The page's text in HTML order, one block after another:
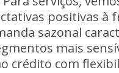
positivas à
sazonal
mais
crédito com